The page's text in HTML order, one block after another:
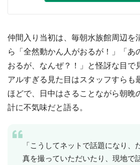
仲間入り当初は、毎朝水族館周辺を
ら「全然動かん人がおるが！」「あ
おるが、なんぜ？！」と怪訝な目で
アルすぎる見た目はスタッフすらも
ほどで、日中はさることながら朝晩
計に不気味だと語る。
「こうしてネットで話題になり、
真を撮っていただいたり、現地で